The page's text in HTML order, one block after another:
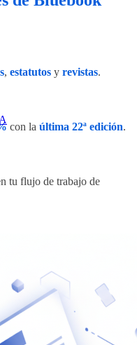
, estatutos y revistas.
con la última 22ª edición.
tu flujo de trabajo de